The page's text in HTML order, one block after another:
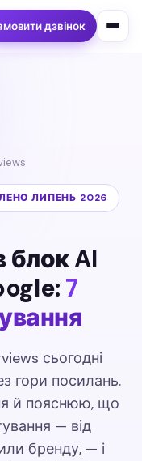
дзвінок
ЛИПЕНЬ 2026
блок AI
7
сьогодні
гори посилань.
й пояснюю, що
— від
бренду, — і